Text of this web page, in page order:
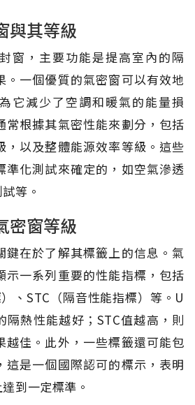
與其等級
窗，主要功能是提高室內的隔
。一個優質的氣密窗可以有效地
它減少了空調和暖氣的能量損
常根據其氣密性能來劃分，包括
，以及整體能源效率等級。這些
準化測試來確定的，如空氣滲透
等。
密窗等級
鍵在於了解其標籤上的信息。氣
示一系列重要的性能指標，包括
、STC（隔音性能指標）等。U
隔熱性能越好；STC值越高，則
越佳。此外，一些標籤還可能包
這是一個國際認可的標示，表明
到一定標準。